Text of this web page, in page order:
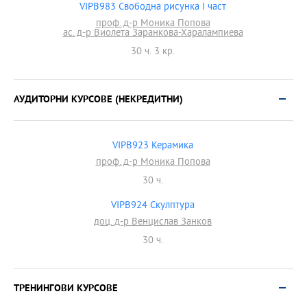
VIPB983 Свободна рисунка I част
проф. д-р Моника Попова
ас. д-р Виолета Заранкова-Харалампиева
30 ч. 3 кр.
АУДИТОРНИ КУРСОВЕ (НЕКРЕДИТНИ)
VIPB923 Керамика
проф. д-р Моника Попова
30 ч.
VIPB924 Скулптура
доц. д-р Венцислав Занков
30 ч.
ТРЕНИНГОВИ КУРСОВЕ